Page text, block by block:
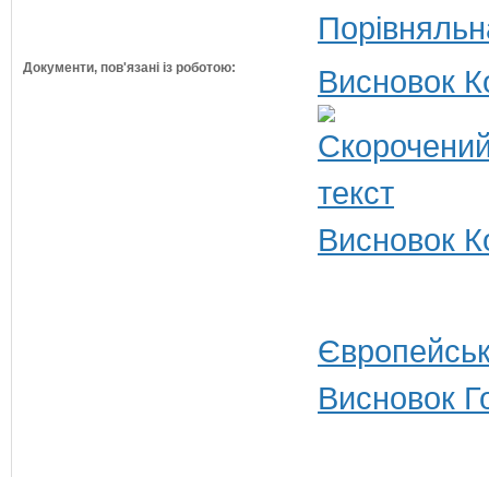
Документи, пов'язані із роботою: Висновок
Висновок
Висновок